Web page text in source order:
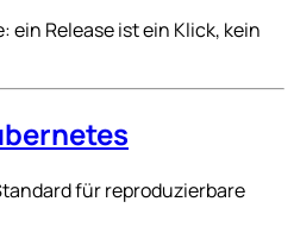
ein Release ist ein Klick, kein
für reproduzierbare